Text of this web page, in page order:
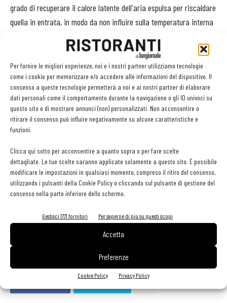
Per fornire le migliori esperienze, noi e i nostri partner utilizziamo tecnologie
come i cookie per memorizzare e/o accedere alle informazioni del dispositivo. Il
consenso a queste tecnologie permetterà a noi e ai nostri partner di elaborare
dati personali come il comportamento durante la navigazione o gli ID univoci su
questo sito e di mostrare annunci (non) personalizzati. Non acconsentire o
ritirare il consenso può influire negativamente su alcune caratteristiche e
funzioni.
Clicca qui sotto per acconsentire a quanto sopra o per fare scelte
dettagliate. Le tue scelte saranno applicate solamente a questo sito. È possibile
modificare le impostazioni in qualsiasi momento, compreso il ritiro del consenso,
utilizzando i pulsanti della Cookie Policy o cliccando sul pulsante di gestione del
consenso nella parte inferiore dello schermo.
Gestisci 1771 fornitori Per saperne di più su questi scopi
Accetta
Preferenze
Cookie Policy Privacy Policy
grado di recuperare il calore latente dell'aria espulsa per riscaldare
quella in entrata, in modo da non influire sulla temperatura interna
Il soffitto aspirante
Altre soluzioni possono prevedere cappe esclusivamente aspiranti
abbinate a un impianto di trattamento dell'aria, separato. La
soluzione più efficace, e anche più costosa, è infine il soffitto
aspirante, realizzato in una controsoffittatura di acciaio inox nella
quale si aprono bocchette aspiranti che depurano con grande
efficienza tutto l'ambiente della cucina.
Il vantaggio di soluzioni di questo tipo, a fronte di un più elevato
investimento iniziale, consiste in costi di esercizio più sotto